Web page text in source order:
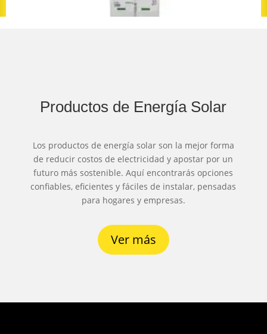
BREAKER TACO RIEL DE 2X32A 10kA 240V- SDA62C32 – STECK
Productos de Energía Solar
Los productos de energía solar son la mejor forma
de reducir costos de electricidad y apostar por un
futuro más sostenible. Aquí encontrarás opciones
confiables, eficientes y fáciles de instalar, pensadas
para hogares y empresas.
Ver más